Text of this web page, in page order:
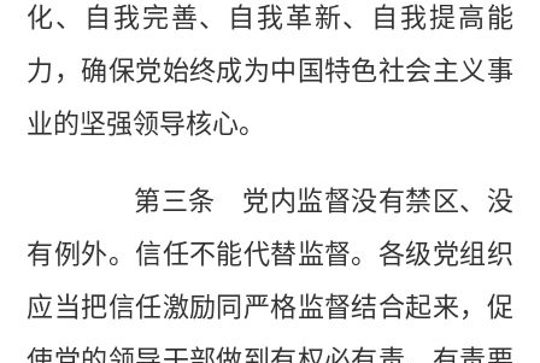
化、自我完善、自我革新、自我提高能
力，确保党始终成为中国特色社会主义事
业的坚强领导核心。
第三条 党内监督没有禁区、没
有例外。信任不能代替监督。各级党组织
应当把信任激励同严格监督结合起来，促